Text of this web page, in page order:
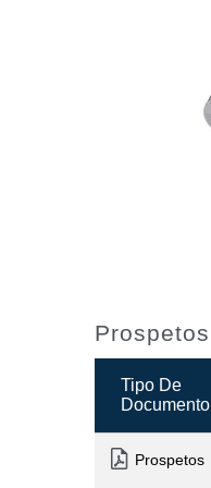
Prospetos
Tipo De
Documento
Prospetos